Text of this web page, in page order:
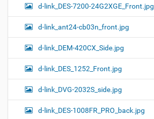
d-link_DES-7200-24G2XGE_Front.jpg
d-link_ant24-cb03n_front.jpg
d-link_DEM-420CX_Side.jpg
d-link_DES_1252_Front.jpg
d-link_DVG-2032S_side.jpg
d-link_DES-1008FR_PRO_back.jpg